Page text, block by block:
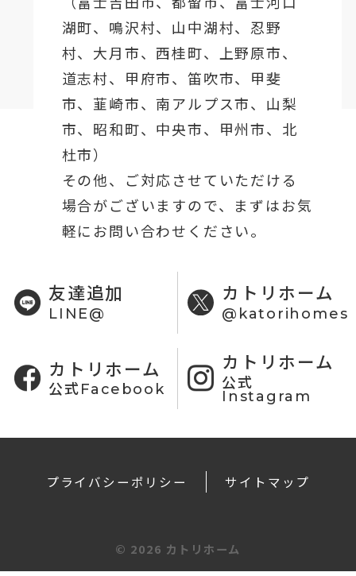
湖町、鳴沢村、山中湖村、忍野
村、 大月市、西桂町、上野原市、
道志村、 甲府市、笛吹市、甲斐
市、韮崎市、南アルプス市、山梨
市、昭和町、中央市、甲州市、北
杜市）
その他、ご対応させていただける
場合がございますので、まずはお気
軽にお問い合わせください。
友達追加
LINE@
カトリホーム
@katorihomes
カトリホーム
公式Facebook
カトリホーム
公式
Instagram
プライバシーポリシー サイトマップ
© 2026 カトリホーム